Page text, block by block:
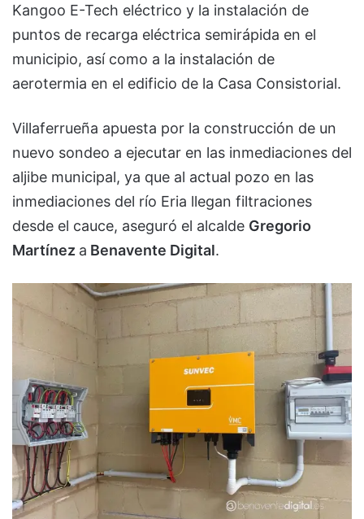
Kangoo E-Tech eléctrico y la instalación de
puntos de recarga eléctrica semirápida en el
municipio, así como a la instalación de
aerotermia en el edificio de la Casa Consistorial.
Villaferrueña apuesta por la construcción de un
nuevo sondeo a ejecutar en las inmediaciones del
aljibe municipal, ya que al actual pozo en las
inmediaciones del río Eria llegan filtraciones
desde el cauce, aseguró el alcalde Gregorio
Martínez a Benavente Digital.